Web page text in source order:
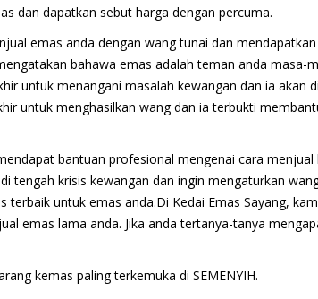
dan dapatkan sebut harga dengan percuma.
emas anda dengan wang tunai dan
bahawa emas adalah teman anda masa-
untuk menangani masalah kewangan dan ia akan
untuk menghasilkan wang dan ia terbukti
bantuan profesional mengenai cara
tengah krisis kewangan dan ingin mengaturkan
terbaik untuk emas anda.Di Kedai Emas Sayang,
emas lama anda. Jika anda tertanya-tanya
kemas paling terkemuka di SEMENYIH.